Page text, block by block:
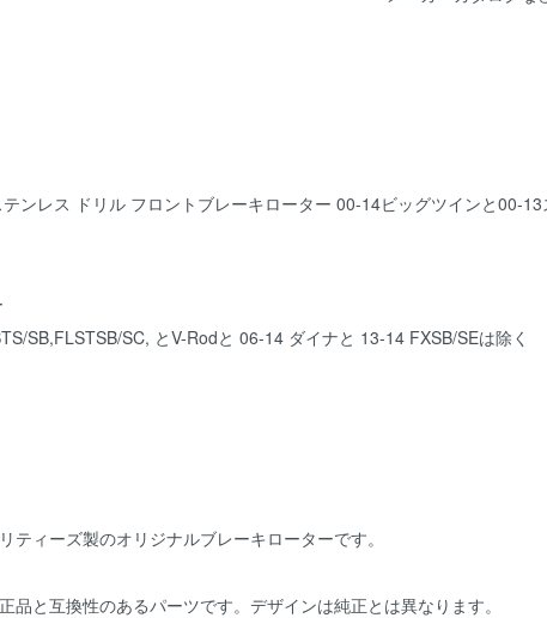
ンレス ドリル フロントブレーキローター 00-14ビッグツインと00-
SB,FLSTSB/SC, とV-Rodと 06-14 ダイナと 13-14 FXSB/SEは除く
ィーズ製のオリジナルブレーキローターです。
と互換性のあるパーツです。デザインは純正とは異なります。